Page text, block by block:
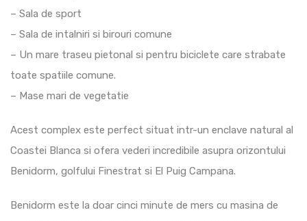
– Sala de sport
– Sala de intalniri si birouri comune
– Un mare traseu pietonal si pentru biciclete care strabate
toate spatiile comune.
– Mase mari de vegetatie
Acest complex este perfect situat intr-un enclave natural al
Coastei Blanca si ofera vederi incredibile asupra orizontului
Benidorm, golfului Finestrat si El Puig Campana.
Benidorm este la doar cinci minute de mers cu masina de